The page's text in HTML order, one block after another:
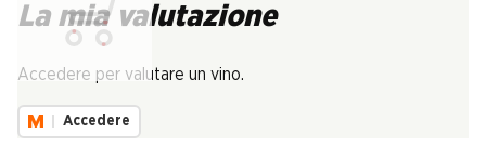
La mia valutazione
Accedere per valutare un vino.
Accedere